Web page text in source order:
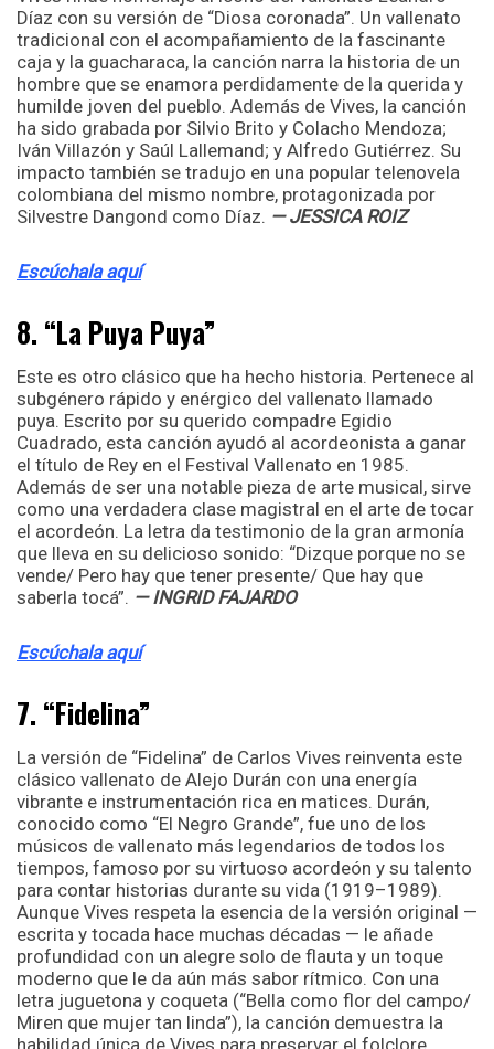
Díaz con su versión de “Diosa coronada”. Un vallenato
tradicional con el acompañamiento de la fascinante
caja y la guacharaca, la canción narra la historia de un
hombre que se enamora perdidamente de la querida y
humilde joven del pueblo. Además de Vives, la canción
ha sido grabada por Silvio Brito y Colacho Mendoza;
Iván Villazón y Saúl Lallemand; y Alfredo Gutiérrez. Su
impacto también se tradujo en una popular telenovela
colombiana del mismo nombre, protagonizada por
Silvestre Dangond como Díaz. — JESSICA ROIZ
Escúchala aquí
8. “La Puya Puya”
Este es otro clásico que ha hecho historia. Pertenece al
subgénero rápido y enérgico del vallenato llamado
puya. Escrito por su querido compadre Egidio
Cuadrado, esta canción ayudó al acordeonista a ganar
el título de Rey en el Festival Vallenato en 1985.
Además de ser una notable pieza de arte musical, sirve
como una verdadera clase magistral en el arte de tocar
el acordeón. La letra da testimonio de la gran armonía
que lleva en su delicioso sonido: “Dizque porque no se
vende/ Pero hay que tener presente/ Que hay que
saberla tocá”. — INGRID FAJARDO
Escúchala aquí
7. “Fidelina”
La versión de “Fidelina” de Carlos Vives reinventa este
clásico vallenato de Alejo Durán con una energía
vibrante e instrumentación rica en matices. Durán,
conocido como “El Negro Grande”, fue uno de los
músicos de vallenato más legendarios de todos los
tiempos, famoso por su virtuoso acordeón y su talento
para contar historias durante su vida (1919–1989).
Aunque Vives respeta la esencia de la versión original —
escrita y tocada hace muchas décadas — le añade
profundidad con un alegre solo de flauta y un toque
moderno que le da aún más sabor rítmico. Con una
letra juguetona y coqueta (“Bella como flor del campo/
Miren que mujer tan linda”), la canción demuestra la
habilidad única de Vives para preservar el folclore